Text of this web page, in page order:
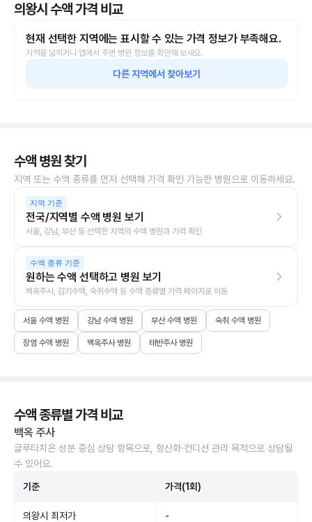
의왕시 수액 가격 비교
현재 선택한 지역에는 표시할 수 있는 가격 정보가 부족해요.
지역을 넓히거나 앱에서 주변 병원 정보를 확인해 보세요.
다른 지역에서 찾아보기
수액 병원 찾기
지역 또는 수액 종류를 먼저 선택해 가격 확인 가능한 병원으로 이동하세요.
지역 기준
전국/지역별 수액 병원 보기
서울, 강남, 부산 등 선택한 지역의 수액 병원과 가격 확인
수액 종류 기준
원하는 수액 선택하고 병원 보기
백옥주사, 감기수액, 숙취수액 등 수액 종류별 가격 페이지로 이동
서울 수액 병원 강남 수액 병원 부산 수액 병원 숙취 수액 병원
장염 수액 병원 백옥주사 병원 태반주사 병원
수액 종류별 가격 비교
백옥 주사
글루타치온 성분 중심 상담 항목으로, 항산화·컨디션 관리 목적으로 상담될
수 있어요.
기준 가격(1회)
의왕시 최저가 -